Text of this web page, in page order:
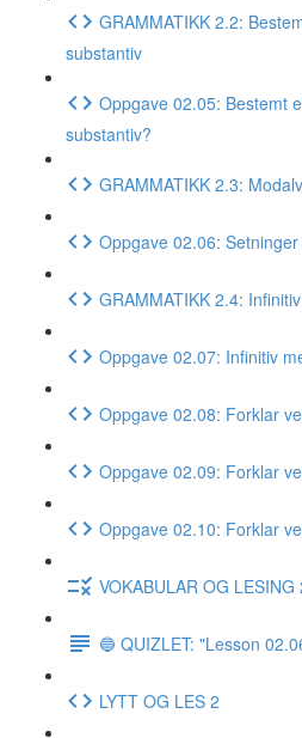
GRAMMATIKK 2.2:
substantiv
Oppgave 02.05: Bestemt
substantiv?
GRAMMATIKK 2.3:
Oppgave 02.06:
GRAMMATIKK 2.4:
Oppgave 02.07: Infinitiv
Oppgave 02.08: Forklar
Oppgave 02.09: Forklar
Oppgave 02.10: Forklar
VOKABULAR OG LESING
🔵 QUIZLET: "Lesson
LYTT OG LES 2